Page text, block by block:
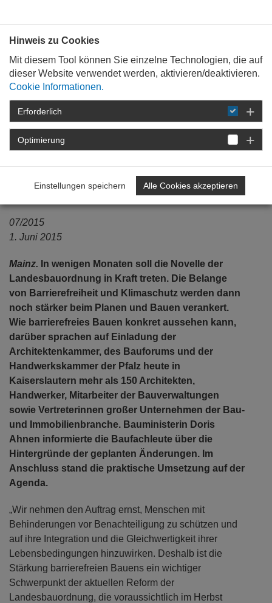
STARTSEITE DETAIL
Ohne Schwelle - Planen und
Bauen barrierefrei
07/2015
1. Juni 2015
Mainz. In wenigen Monaten soll die Novelle der
Landesbauordnung in Kraft treten. Die Belange
von Barrierefreiheit und Klimaschutz werden dann
noch stärker beim Planen und Bauen verankert.
Wie barrierefreies Bauen konkret aussehen kann,
darüber sprachen auf Einladung der
Architektenkammer, des Bauforums und der
Handwerkskammer der Pfalz heute in
Kaiserslautern mehr als 150 Architekten,
Handwerker, Mitarbeiter der Bauverwaltungen
sowie Vertreterinnen großer Unternehmen der Bau-
und Immobilienbranche. Bauministerin Doris
Ahnen informierte die Baufachleute über die
Hintergründe der geplanten Änderungen. Im
Anschluss stand die praktische Umsetzung auf der
Agenda.
„Wir nehmen den Auftrag ernst, Menschen mit
Behinderungen vor Benachteiligung zu schützen und
auf ihre Integration und die Gleichwertigkeit ihrer
Lebensbedingungen hinzuwirken. Deshalb ist die
Stärkung barrierefreien Bauens ein wichtiger
Schwerpunkt der aktuellen Reform der
Landesbauordnung, die voraussichtlich im Herbst
Hinweis zu Cookies
Mit diesem Tool können Sie einzelne Technologien, die auf
dieser Website verwendet werden, aktivieren/deaktivieren.
Cookie Informationen.
Erforderlich
Optimierung
Einstellungen speichern Alle Cookies akzeptieren